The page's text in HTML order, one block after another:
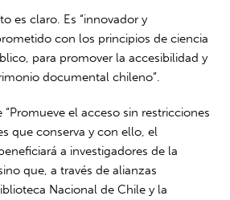
es claro. Es “innovador y
con los principios de ciencia
para promover la accesibilidad y
documental chileno”.
el acceso sin restricciones
que conserva y con ello, el
a investigadores de la
que, a través de alianzas
Nacional de Chile y la